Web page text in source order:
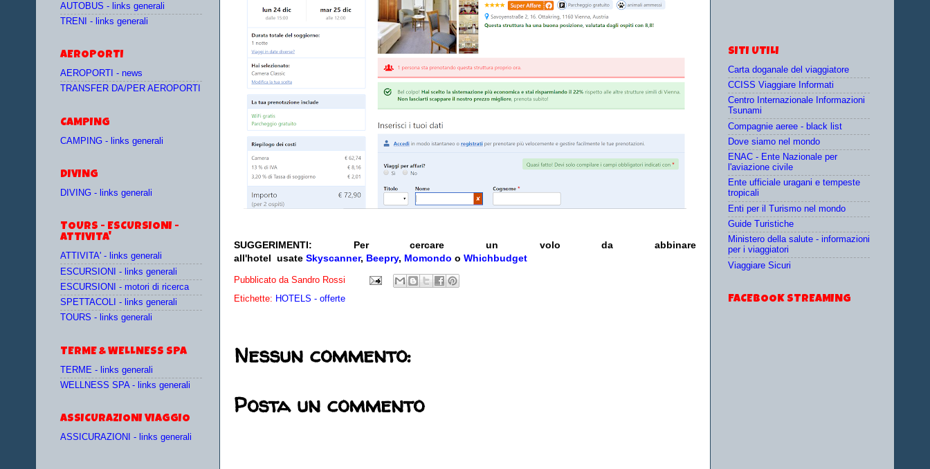
SUGGERIMENTI:
Per cercare un volo da abbinare
all'hotel usate Skyscanner, Beepry, Momondo o Whichbudget
Pubblicato da Sandro Rossi
Etichette: HOTELS - offerte
Nessun commento:
Posta un commento
AUTOBUS - links generali
TRENI - links generali
AEROPORTI
AEROPORTI - news
TRANSFER DA/PER AEROPORTI
CAMPING
CAMPING - links generali
DIVING
DIVING - links generali
TOURS - ESCURSIONI -
ATTIVITA'
ATTIVITA' - links generali
ESCURSIONI - links generali
ESCURSIONI - motori di ricerca
SPETTACOLI - links generali
TOURS - links generali
TERME & WELLNESS SPA
TERME - links generali
WELLNESS SPA - links generali
ASSICURAZIONI VIAGGIO
ASSICURAZIONI - links generali
SITI UTILI
Carta doganale del viaggiatore
CCISS Viaggiare Informati
Centro Internazionale Informazioni
Tsunami
Compagnie aeree - black list
Dove siamo nel mondo
ENAC - Ente Nazionale per
l'aviazione civile
Ente ufficiale uragani e tempeste
tropicali
Enti per il Turismo nel mondo
Guide Turistiche
Ministero della salute - informazioni
per i viaggiatori
Viaggiare Sicuri
FACEBOOK STREAMING